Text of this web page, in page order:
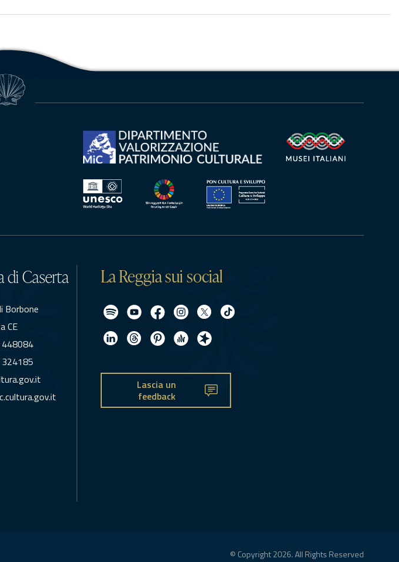
di Caserta
Borbone
CE
La Reggia sui social
Lascia un
feedback
© Copyright 2026. All Rights Reserved